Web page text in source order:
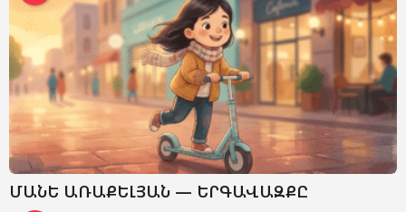
ՄԱՆԵ ԱՌԱՔԵԼՅԱՆ — ԵՐԳԱՎԱԶՔԸ